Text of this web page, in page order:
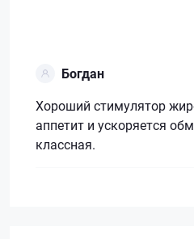
Богдан
Хороший стимулятор
аппетит и ускоряется
классная.